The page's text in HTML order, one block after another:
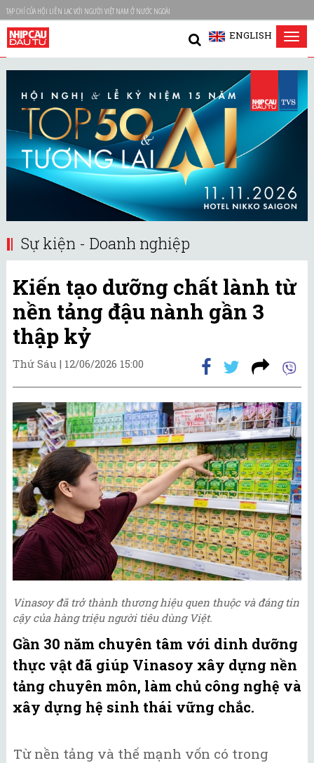
TẠP CHÍ CỦA HỘI LIÊN LẠC VỚI NGƯỜI VIỆT NAM Ở NƯỚC NGOÀI
ENGLISH
Sự kiện - Doanh nghiệp
Kiến tạo dưỡng chất lành từ
nền tảng đậu nành gần 3
thập kỷ
Thứ Sáu | 12/06/2026 15:00
Vinasoy đã trở thành thương hiệu quen thuộc và đáng tin
cậy của hàng triệu người tiêu dùng Việt.
Gần 30 năm chuyên tâm với dinh dưỡng
thực vật đã giúp Vinasoy xây dựng nền
tảng chuyên môn, làm chủ công nghệ và
xây dựng hệ sinh thái vững chắc.
Từ nền tảng và thế mạnh vốn có trong